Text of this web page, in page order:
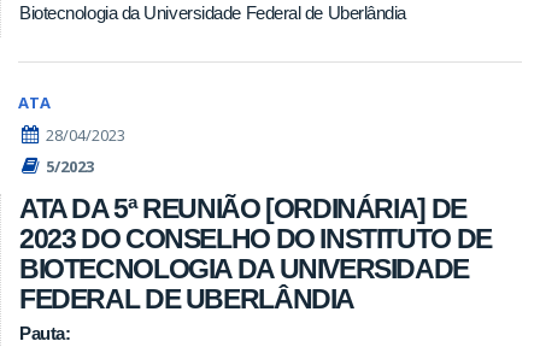
Biotecnologia da Universidade Federal de Uberlândia
ATA
28/04/2023
5/2023
ATA DA 5ª REUNIÃO [ORDINÁRIA] DE
2023 DO CONSELHO DO INSTITUTO DE
BIOTECNOLOGIA DA UNIVERSIDADE
FEDERAL DE UBERLÂNDIA
Pauta: